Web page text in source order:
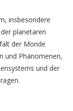
insbesondere
planetaren
der Monde
und Phänomenen,
und der